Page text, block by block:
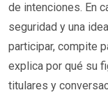
de intenciones. En
seguridad y una
participar, compite
explica por qué su
titulares y